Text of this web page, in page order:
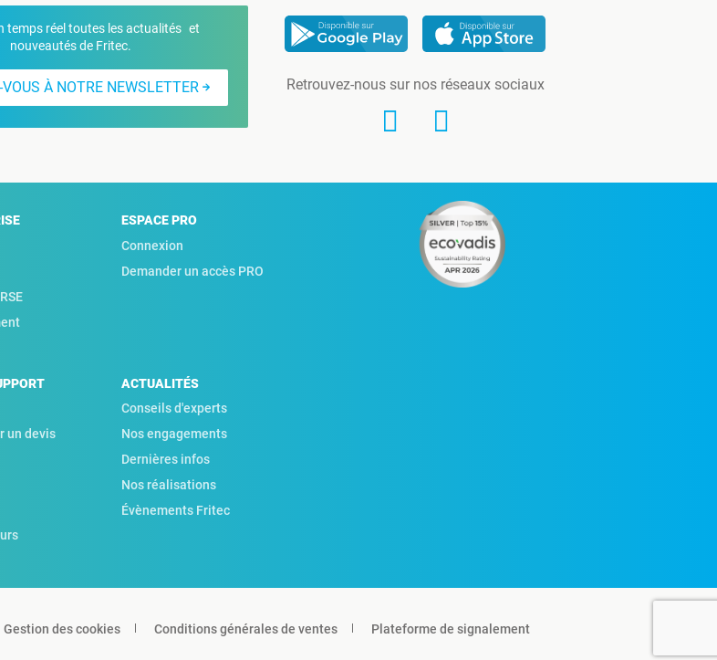
temps réel toutes les actualités et
nouveautés de Fritec.
À NOTRE NEWSLETTER Retrouvez-nous sur nos réseaux sociaux
ESPACE PRO
Connexion
Demander un accès PRO
un devis
ACTUALITÉS
Conseils d'experts
Nos engagements
Dernières infos
Nos réalisations
Évènements Fritec
Gestion des cookies Conditions générales de ventes Plateforme de signalement